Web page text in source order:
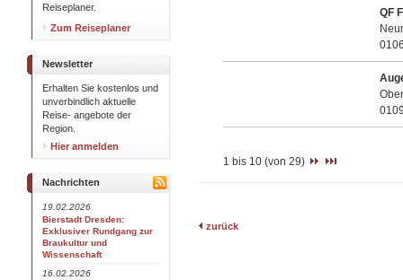
Reiseplaner.
Zum Reiseplaner
Newsletter
Erhalten Sie kostenlos und
unverbindlich aktuelle
Reise- angebote der
Region.
Hier anmelden
Nachrichten
19.02.2026
Bierstadt Dresden:
Exklusiver Rundgang zur
Braukultur und
Wissenschaft
16.02.2026
QF
1 bis 10 (von 29)
zurück